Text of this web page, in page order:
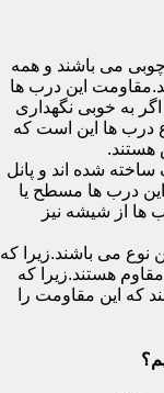
می باشند و همه
این درب ها
به خوبی نگهداری
درب ها این است که
ساخته شده اند و پانل
درب ها مسطح یا
ها از شیشه نیز
می باشند.زیرا که
هستند.زیرا که
که این مقاومت را